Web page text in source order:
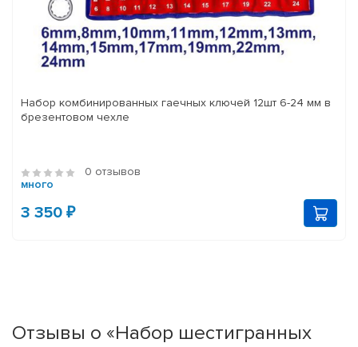
Набор комбинированных гаечных ключей 12шт 6-24 мм в
брезентовом чехле
0 отзывов
много
3 350 ₽
Отзывы о «Набор шестигранных